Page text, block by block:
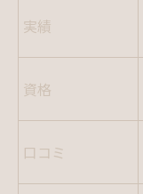
実績
資格
口コミ